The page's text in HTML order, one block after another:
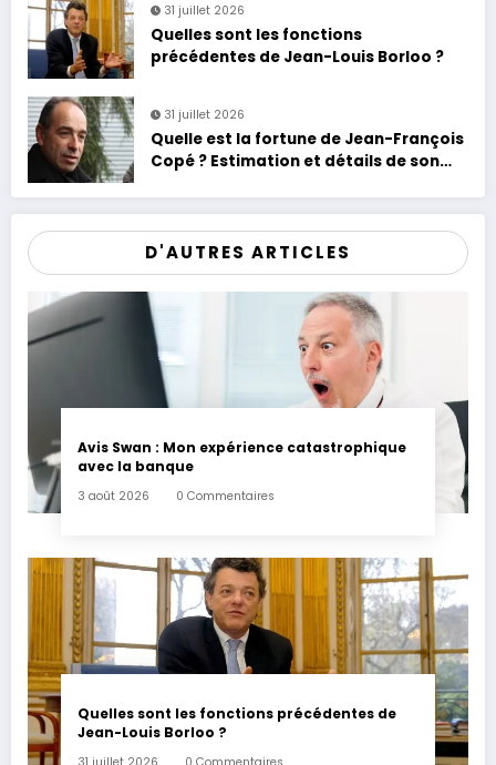
31 juillet 2026
Quelles sont les fonctions
précédentes de Jean-Louis Borloo ?
31 juillet 2026
Quelle est la fortune de Jean-François
Copé ? Estimation et détails de son
D'AUTRES ARTICLES
Avis Swan : Mon expérience catastrophique
avec la banque
3 août 2026 0 Commentaires
Quelles sont les fonctions précédentes de
Jean-Louis Borloo ?